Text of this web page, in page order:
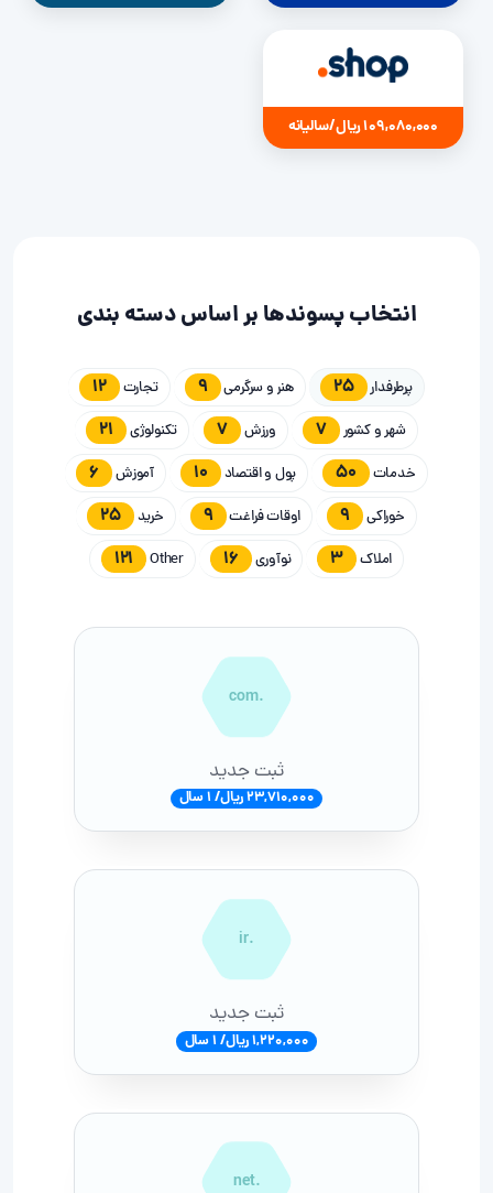
109,080,000 ریال/سالیانه
انتخاب پسوندها بر اساس دسته بندی
پرطرفدار 25 هنر و سرگرمی 9 تجارت 12
شهر و کشور 7 ورزش 7 تکنولوژی 21
خدمات 50 پول و اقتصاد 10 آموزش 6
خوراکی 9 اوقات فراغت 9 خرید 25
املاک 3 نوآوری 16
Other
121
.com
ثبت جدید
23,710,000 ریال/ 1 سال
.ir
ثبت جدید
1,220,000 ریال/ 1 سال
.net